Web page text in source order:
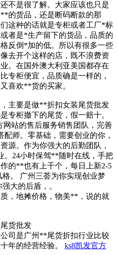
不是很了解。大家应该也只是
的货品，还是断码断款的那
这种的话就是专柜或者工厂*标
者是*生产留下的货品，品质的
反倒*加的低。所以有很多一些
去开个这样的店，既不浪费资
。在国外澳大利亚美国都存在
专柜便宜，品质确是一样的，
喜欢**货的买家。
主要是做**折扣女装尾货批发
专柜撤下的尾货，假一赔十。
网站的售后服务销售团队，完善
师。零基础，需要创业的你，
源。作为你强大的后勤团队，
。24小时保驾**随时在线，手把
的**也有上千个，每日上新2-5
。 广州三荟为你实现创业梦
大的后盾，。
，地摊价格，物美**，说的就
货批发
司是广州**尾货折扣行业比较
年的经营经验。
ks8凯发官方